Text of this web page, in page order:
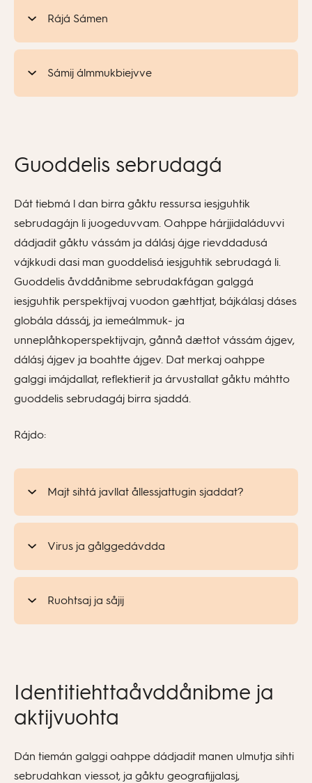
Rájá Sámen
Sámij álmmukbiejvve
Guoddelis sebrudagá
Dát tiebmá l dan birra gåktu ressursa iesjguhtik
sebrudagájn li juogeduvvam. Oahppe hárjjidaláduvvi
dádjadit gåktu vássám ja dálásj ájge rievddadusá
vájkkudi dasi man guoddelisá iesjguhtik sebrudagá li.
Guoddelis åvddånibme sebrudakfágan galggá
iesjguhtik perspektijvaj vuodon gæhttjat, bájkálasj dáses
globála dássáj, ja iemeálmmuk- ja
unneplåhkoperspektijvajn, gånnå dættot vássám ájgev,
dálásj ájgev ja boahtte ájgev. Dat merkaj oahppe
galggi imájdallat, reflektierit ja árvustallat gåktu máhtto
guoddelis sebrudagáj birra sjaddá.
Rájdo:
Majt sihtá javllat ållessjattugin sjaddat?
Virus ja gålggedávdda
Ruohtsaj ja såjij
Identitiehttaåvddånibme ja
aktijvuohta
Dán tiemán galggi oahppe dádjadit manen ulmutja sihti
sebrudahkan viessot, ja gåktu geografijjalasj,